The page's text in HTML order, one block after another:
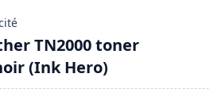
TN2000 toner
(Ink Hero)